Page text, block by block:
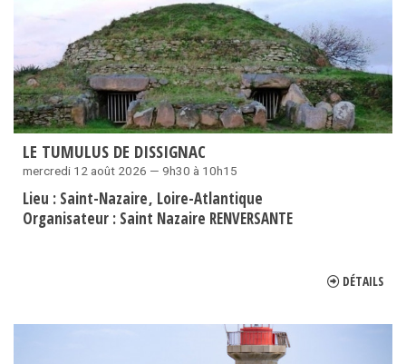
LE TUMULUS DE DISSIGNAC
mercredi 12 août 2026 — 9h30 à 10h15
Lieu : Saint-Nazaire Loire-Atlantique
Organisateur : Saint Nazaire RENVERSANTE
DÉTAILS